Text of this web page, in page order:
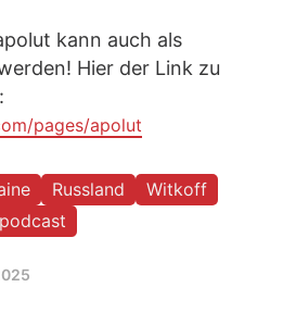
kann auch als
Hier der Link zu
pages/apolut
Russland
Witkoff
podcast